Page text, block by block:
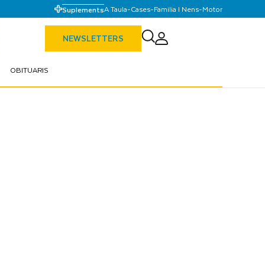
SuplementsA Taula-Cases-Familia I Nens-Motor
NEWSLETTERS
OBITUARIS